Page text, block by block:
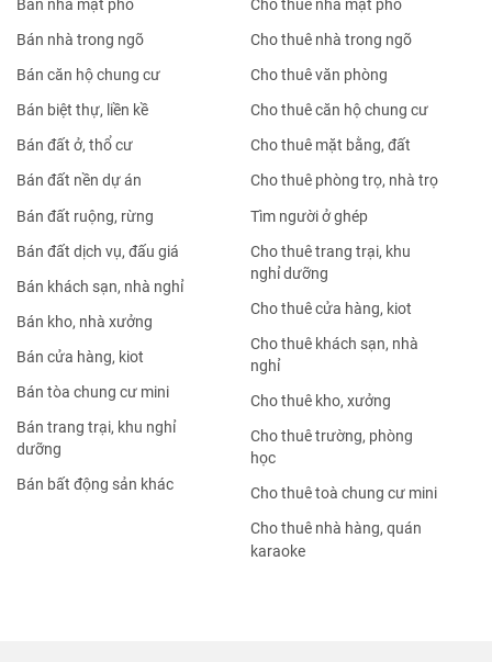
Bán nhà mặt phố
Bán nhà trong ngõ
Bán căn hộ chung cư
Bán biệt thự, liền kề
Bán đất ở, thổ cư
Bán đất nền dự án
Bán đất ruộng, rừng
Bán đất dịch vụ, đấu giá
Bán khách sạn, nhà nghỉ
Bán kho, nhà xưởng
Bán cửa hàng, kiot
Bán tòa chung cư mini
Bán trang trại, khu nghỉ
dưỡng
Bán bất động sản khác
Cho thuê nhà mặt phố
Cho thuê nhà trong ngõ
Cho thuê văn phòng
Cho thuê căn hộ chung cư
Cho thuê mặt bằng, đất
Cho thuê phòng trọ, nhà trọ
Tìm người ở ghép
Cho thuê trang trại, khu
nghỉ dưỡng
Cho thuê cửa hàng, kiot
Cho thuê khách sạn, nhà
nghỉ
Cho thuê kho, xưởng
Cho thuê trường, phòng
học
Cho thuê toà chung cư mini
Cho thuê nhà hàng, quán
karaoke